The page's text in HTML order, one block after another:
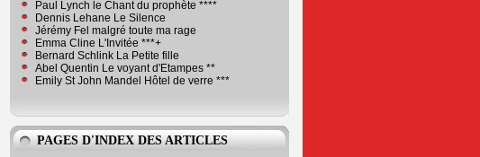
Paul Lynch le Chant du prophète ****
Dennis Lehane Le Silence
Jérémy Fel malgré toute ma rage
Emma Cline L'Invitée ***+
Bernard Schlink La Petite fille
Abel Quentin Le voyant d'Etampes **
Emily St John Mandel Hôtel de verre ***
PAGES D'INDEX DES ARTICLES